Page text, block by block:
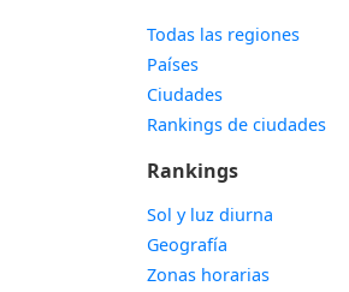
Todas las regiones
Países
Ciudades
Rankings de ciudades
Rankings
Sol y luz diurna
Geografía
Zonas horarias